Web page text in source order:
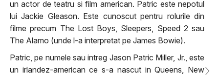
un actor de teatru si film american. Patric este nepotul
lui Jackie Gleason. Este cunoscut pentru rolurile din
filme precum The Lost Boys, Sleepers, Speed 2 sau
The Alamo (unde l-a interpretat pe James Bowie).
Patric, pe numele sau intreg Jason Patric Miller, Jr., este
un irlandez-american ce s-a nascut in Queens, New